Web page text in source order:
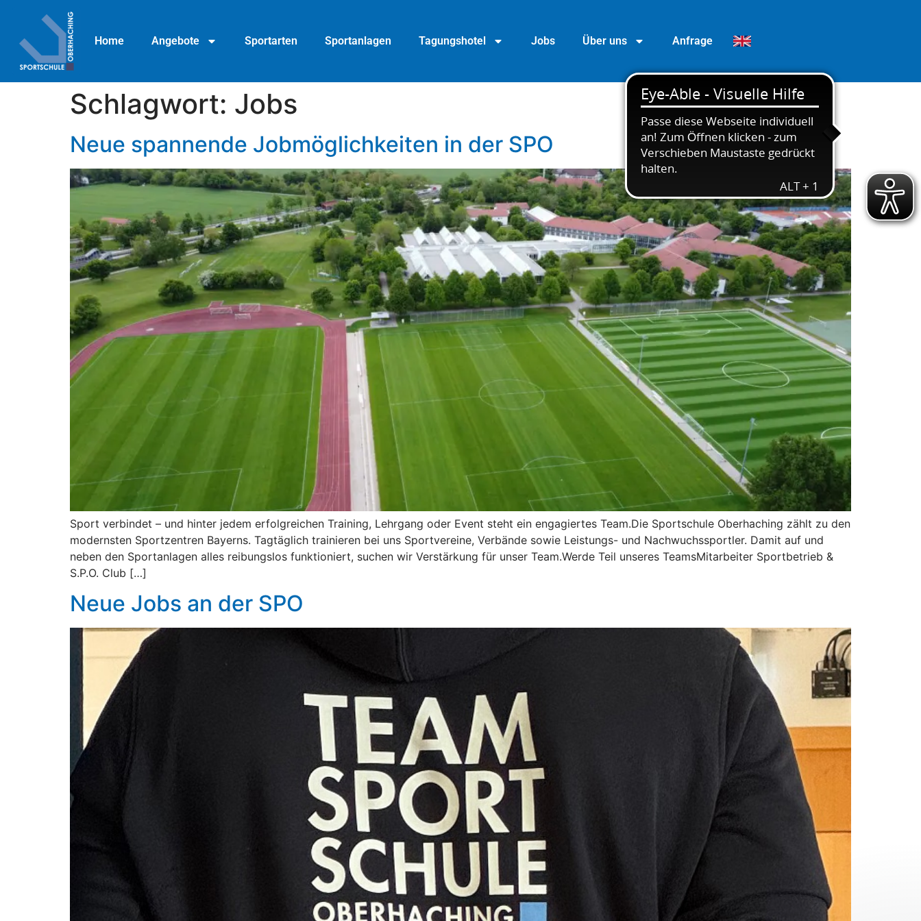
Home Angebote Sportarten Sportanlagen Tagungshotel Jobs Über uns Anfrage
Schlagwort: Jobs
Neue spannende Jobmöglichkeiten in der SPO
Sport verbindet – und hinter jedem erfolgreichen Training, Lehrgang oder Event steht ein engagiertes Team.Die Sportschule Oberhaching zählt zu den
modernsten Sportzentren Bayerns. Tagtäglich trainieren bei uns Sportvereine, Verbände sowie Leistungs- und Nachwuchssportler. Damit auf und
neben den Sportanlagen alles reibungslos funktioniert, suchen wir Verstärkung für unser Team.Werde Teil unseres TeamsMitarbeiter Sportbetrieb &
S.P.O. Club […]
Neue Jobs an der SPO